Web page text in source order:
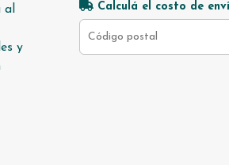
y
Calculá el costo de